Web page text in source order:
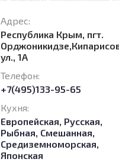
Адрес:
Республика Крым, пгт.
ул., 1А
Телефон:
+7(495)133-95-65
Кухня:
Европейская, Русская,
Рыбная, Смешанная,
Средиземноморская,
Японская